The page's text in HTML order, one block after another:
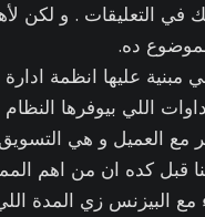
في التعليقات . و لكن
ده.
مبنية عليها انظمة
اللي بيوفرها
مع العميل و هي التسويق
قبل كده ان من اهم
مع البيزنس زي المدة